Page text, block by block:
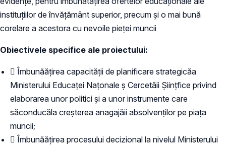
instituțiilor de învățământ superior, precum și o mai bună
corelare a acestora cu nevoile pieței muncii
Obiectivele specifice ale proiectului:
 Îmbunăățirea capacității de planificare strategicăa
Ministerului Educaței Națonale ș Cercetăii Șiințfice privind
elaborarea unor politici și a unor instrumente care
săconducăla creșterea anagajăii absolvenților pe piața
muncii;
 Îmbunăățirea procesului decizional la nivelul Ministerului